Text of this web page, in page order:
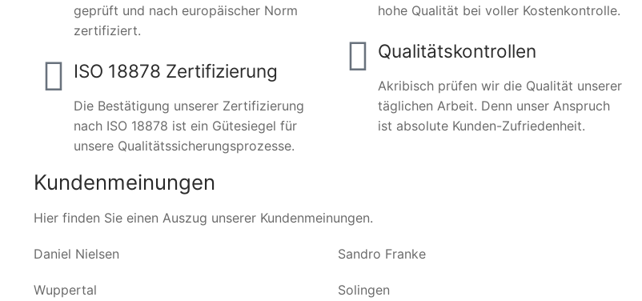
geprüft und nach europäischer Norm
zertifiziert.
ISO 18878 Zertifizierung
Die Bestätigung unserer Zertifizierung
nach ISO 18878 ist ein Gütesiegel für
unsere Qualitätssicherungsprozesse.
hohe Qualität bei voller Kostenkontrolle.
Qualitätskontrollen
Akribisch prüfen wir die Qualität unserer
täglichen Arbeit. Denn unser Anspruch
ist absolute Kunden-Zufriedenheit.
Kundenmeinungen
Hier finden Sie einen Auszug unserer Kundenmeinungen.
Daniel Nielsen
Wuppertal
Sandro Franke
Solingen